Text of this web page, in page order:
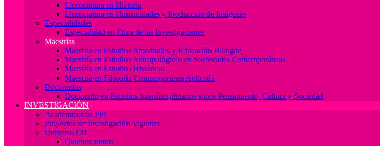
Licenciatura en Historia
Licenciatura en Humanidades y Producción de Imágenes
Especialidades
Especialidad en Ética de las Investigaciones
Maestrías
Maestría en Estudios Amerindios y Educación Bilingüe
Maestría en Estudios Antropológicos en Sociedades Contemporáneas
Maestría en Estudios Históricos
Maestría en Filosofía Contemporánea Aplicada
Doctorados
Doctorado en Estudios Interdisciplinarios sobre Pensamiento, Cultura y Sociedad
INVESTIGACIÓN
Académicos/as FFI
Proyectos de Investigación Vigentes
Universo CII
Quienes somos